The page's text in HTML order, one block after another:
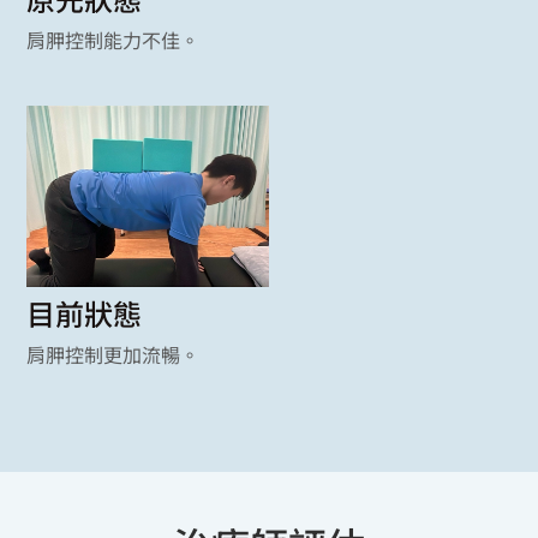
肩胛控制能力不佳。
目前狀態
肩胛控制更加流暢。